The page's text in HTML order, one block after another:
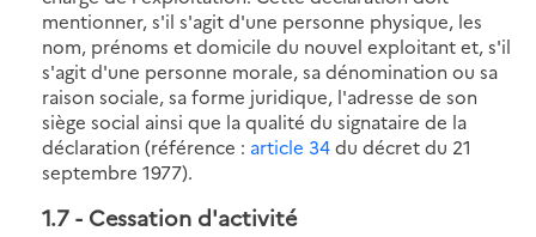
mentionner, s'il s'agit d'une personne physique, les
nom, prénoms et domicile du nouvel exploitant et, s'il
s'agit d'une personne morale, sa dénomination ou sa
raison sociale, sa forme juridique, l'adresse de son
siège social ainsi que la qualité du signataire de la
déclaration (référence : article 34du décret du 21
septembre 1977).
1.7 - Cessation d'activité